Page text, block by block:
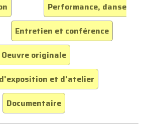
Performance, danse
Entretien et conférence
Oeuvre originale
et d'atelier
Documentaire